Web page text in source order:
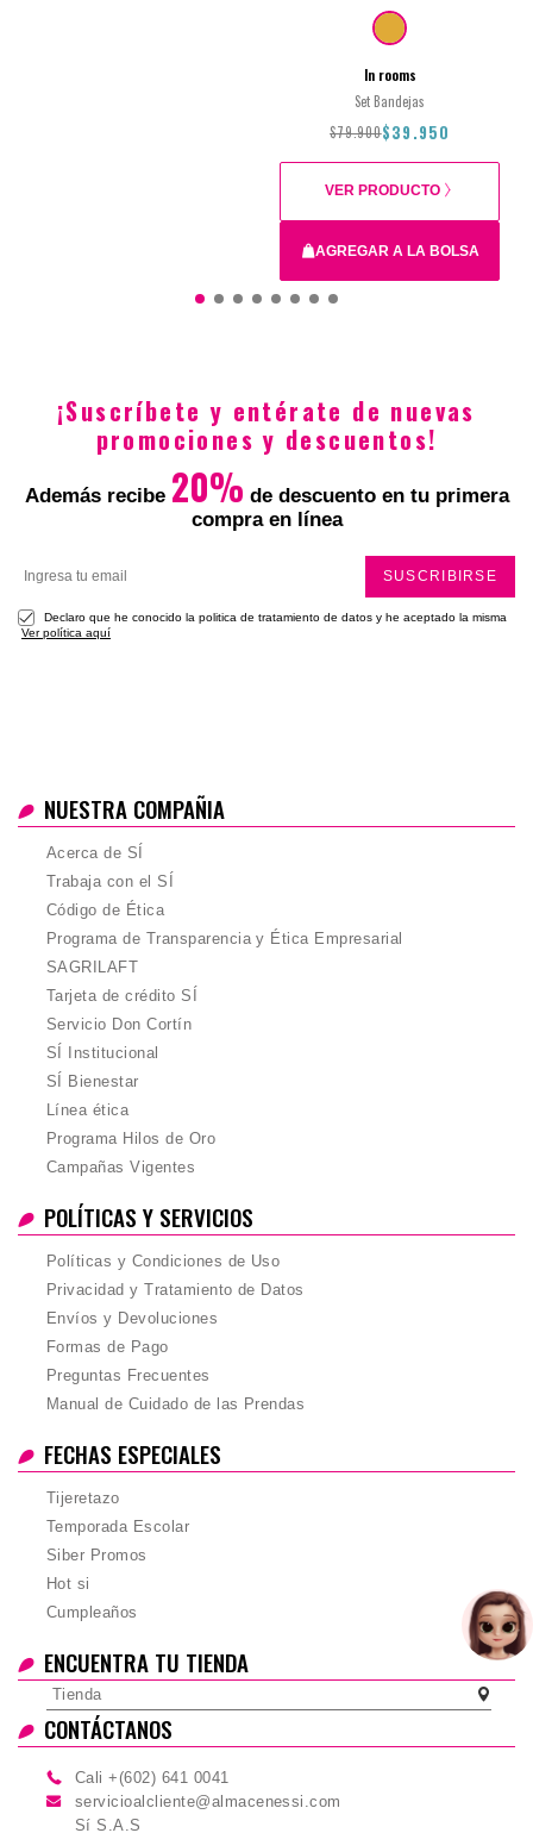
Total
In rooms
Set Bandejas
$79.900$39.950
AGREGAR A LA BOLSA
VER PRODUCTO
$79.900 $39.950
¡Suscríbete y entérate de nuevas
promociones y descuentos!
Además recibe 20% de descuento en tu primera
compra en línea
SUSCRIBIRSE
Declaro que he conocido la politica de tratamiento de datos y he aceptado la misma
Ver política aquí
NUESTRA COMPAÑIA
Acerca de SÍ
Trabaja con el SÍ
Código de Ética
Programa de Transparencia y Ética Empresarial
SAGRILAFT
Tarjeta de crédito SÍ
Servicio Don Cortín
SÍ Institucional
SÍ Bienestar
Línea ética
Programa Hilos de Oro
Campañas Vigentes
POLÍTICAS Y SERVICIOS
Políticas y Condiciones de Uso
Privacidad y Tratamiento de Datos
Envíos y Devoluciones
Formas de Pago
Preguntas Frecuentes
Manual de Cuidado de las Prendas
FECHAS ESPECIALES
Tijeretazo
Temporada Escolar
Siber Promos
Hot si
Cumpleaños
ENCUENTRA TU TIENDA
Tienda
CONTÁCTANOS
Cali +(602) 641 0041
servicioalcliente@almacenessi.com
Sí S.A.S